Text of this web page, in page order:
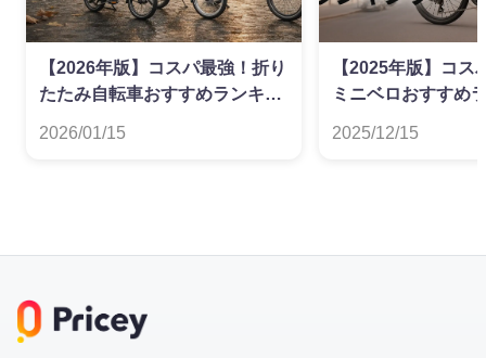
【2026年版】コスパ最強！折り
たたみ自転車おすすめランキン
2026/01/15
【2025年版】コス
ミニベロおすすめ
2025/12/15